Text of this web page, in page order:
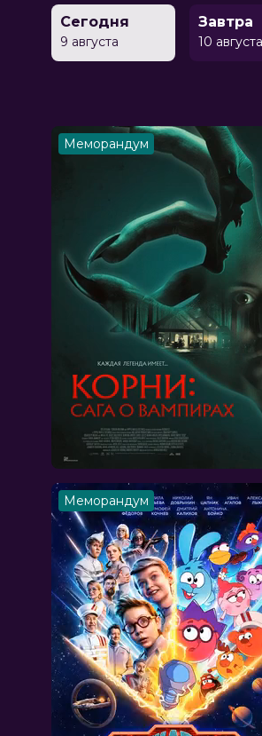
Сегодня
9 августа
Завтра
10 августа
Меморандум
Меморандум